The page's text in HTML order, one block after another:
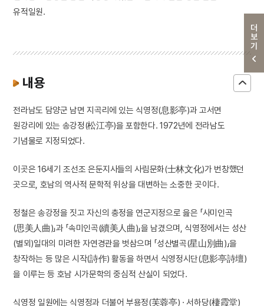
더보기
유적일원.
내용
전라남도 담양군 남면 지곡리에 있는 식영정(息影亭)과 고서면
원강리에 있는 송강정(松江亭)을 포함한다. 1972년에 전라남도
기념물로 지정되었다.
이곳은 16세기 조선조 은둔지사들의 사림문화(士林文化)가 번창했던
곳으로, 호남의 역사적 문학적 위상을 대변하는 소중한 곳이다.
정철은 송강정을 짓고 자신의 충정을 연군지정으로 읊은 「사미인곡
(思美人曲)」과 「속미인곡(續美人曲)」을 남겼으며, 식영정에서는 성산
(별뫼)일대의 미려한 자연경관을 벗삼으며 「성산별곡(星山別曲)」을
창작하는 등 많은 시작(詩作) 활동을 하면서 식영정시단(息影亭詩壇)
을 이루는 등 호남 시가문학의 중심적 산실이 되었다.
식영정 일원에는 식영정과 더불어 부용정(芙蓉亭) · 서하당(棲霞堂)